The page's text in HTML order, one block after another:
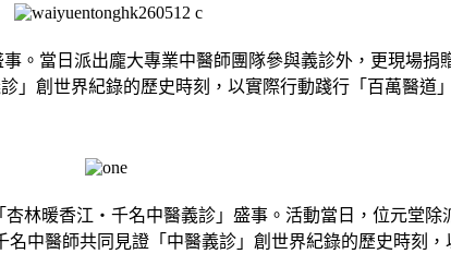
。當日派出龐大專業中醫師團隊參與義診外，更現場捐
」創世界紀錄的歷史時刻，以實際行動踐行「百萬醫道
林暖香江・千名中醫義診」盛事。活動當日，位元堂
中醫師共同見證「中醫義診」創世界紀錄的歷史時刻